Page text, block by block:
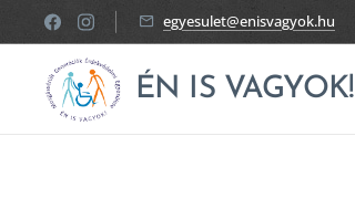
egyesulet@enisvagyok.hu
ÉN IS VAGYOK!